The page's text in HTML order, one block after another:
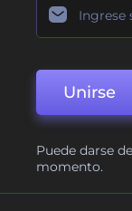
Unirse
Puede darse
momento.